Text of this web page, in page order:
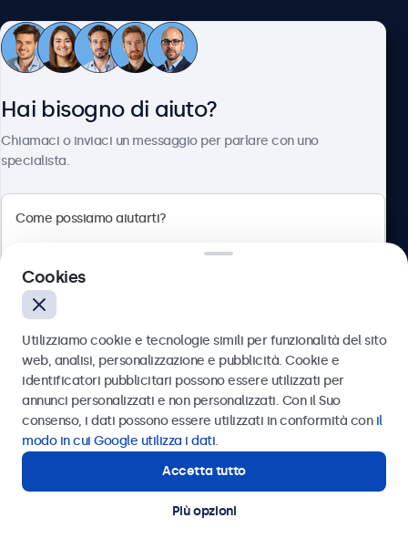
Servizio Clienti
Italiano
© 2026 Beetronics
Hai bisogno di aiuto?
Chiamaci o inviaci un messaggio per parlare con uno
specialista.
Inviare
Oppure chiamaci al
Contatta i nostri esperti
Cookies
Utilizziamo cookie e tecnologie simili per funzionalità del sito
web, analisi, personalizzazione e pubblicità. Cookie e
identificatori pubblicitari possono essere utilizzati per
annunci personalizzati e non personalizzati. Con il Suo
consenso, i dati possono essere utilizzati in conformità con il
modo in cui Google utilizza i dati.
Accetta tutto
Più opzioni